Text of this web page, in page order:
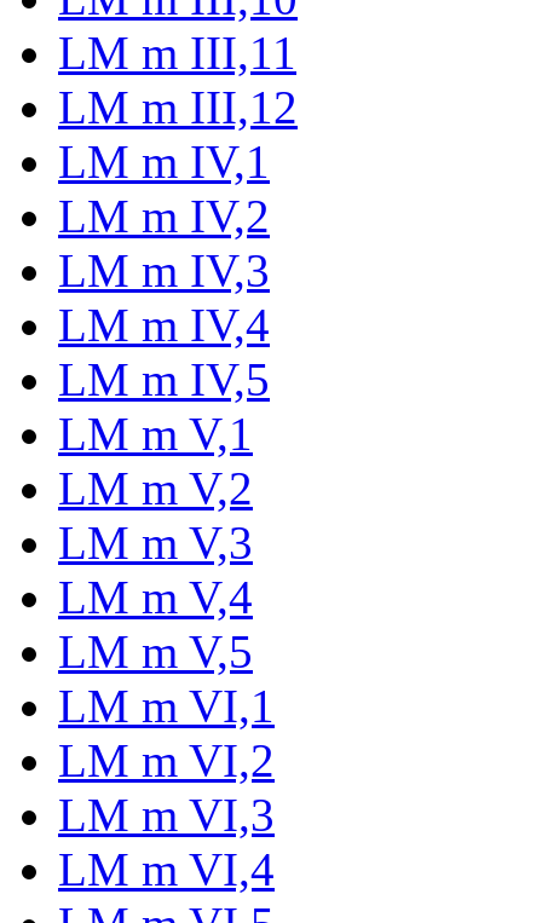
LM m III,11
LM m III,12
LM m IV,1
LM m IV,2
LM m IV,3
LM m IV,4
LM m IV,5
LM m V,1
LM m V,2
LM m V,3
LM m V,4
LM m V,5
LM m VI,1
LM m VI,2
LM m VI,3
LM m VI,4